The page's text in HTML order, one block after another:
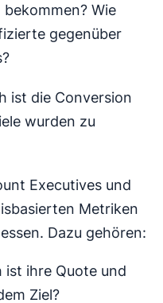
Wie
gegenüber
ist die Conversion
wurden zu
Executives und
Metriken
Dazu gehören:
ist ihre Quote und
Ziel?